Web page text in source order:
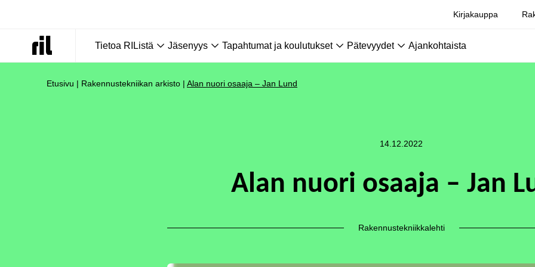
Kirjakauppa
Tietoa RIListä Jäsenyys Tapahtumat ja koulutukset Pätevyydet Ajankohtaista
Etusivu | Rakennustekniikan arkisto | Alan nuori osaaja – Jan Lund
14.12.2022
Alan nuori osaaja – Jan
Rakennustekniikkalehti